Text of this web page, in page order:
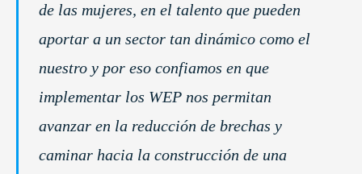
de las mujeres, en el talento que pueden
aportar a un sector tan dinámico como el
nuestro y por eso confiamos en que
implementar los WEP nos permitan
avanzar en la reducción de brechas y
caminar hacia la construcción de una